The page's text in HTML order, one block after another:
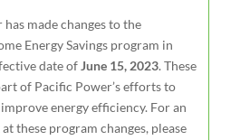
made changes to the
Energy Savings program in
date ofJune 15, 2023. These
of Pacific Power’s efforts to
energy efficiency. For an
these program changes, please